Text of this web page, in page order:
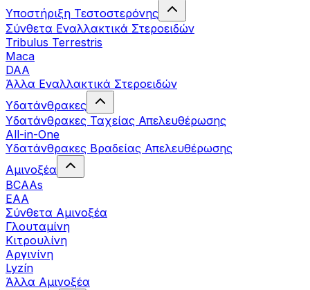
Υποστήριξη Τεστοστερόνης
Σύνθετα Εναλλακτικά Στεροειδών
Tribulus Terrestris
Maca
DAA
Άλλα Εναλλακτικά Στεροειδών
Υδατάνθρακες
Υδατάνθρακες Ταχείας Απελευθέρωσης
All-in-One
Υδατάνθρακες Βραδείας Απελευθέρωσης
Αμινοξέα
BCAAs
EAA
Σύνθετα Αμινοξέα
Γλουταμίνη
Κιτρουλίνη
Αργινίνη
Lyzín
Άλλα Αμινοξέα